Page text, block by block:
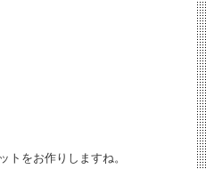
トをお作りしますね。